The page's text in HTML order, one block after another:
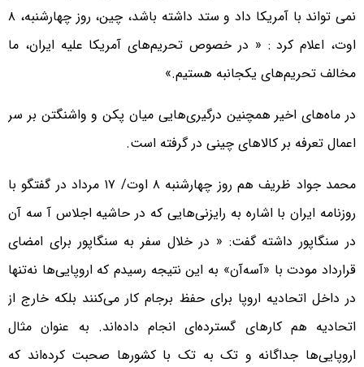
نمی تواند با آمریکا داد و ستد داشته باشد، چین، روز چهارشنبه، ۸
اوت، اعلام کرد : « در خصوص تحریم‌های آمریکا علیه ایران، ما
مخالف تحریم‌های یکجانبه هستیم.»
در ماه‌های اخیر همچنین درگیری‌هایی میان پکن و واشنگتن بر سر
اعمال تعرفه بر کالاهای چینی در گرفته است.
محمد جواد ظریف هم روز چهارشنبه ۸ اوت/ ۱۷ مرداد در گفتگو با
روزنامه ایران با اشاره به رایزنی‌هایی که در حاشیه اجلاس آ سه آن
در سنگاپور داشته گفت: « در خلال سفر به سنگاپور برای امضای
قرارداد مودت با «آسه‌آن» به این نتیجه رسیدم که اروپایی‌ها نه‌تنها
در داخل اتحادیه اروپا برای حفظ برجام کار می‌کنند بلکه خارج از
اتحادیه هم کارهای گسترده‌ای انجام داده‌اند. به عنوان مثال
اروپایی‌ها جداگانه و تک به تک با کشورها صحبت کرده‌اند که